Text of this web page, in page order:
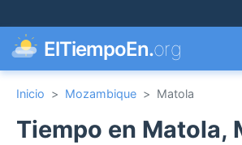
ElTiempoEn.org
Inicio > Mozambique > Matola
Tiempo en